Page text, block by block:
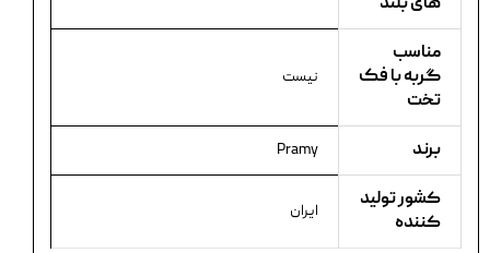
مناسب
گربه با فک
تخت
نیست
برند Pramy
کشور تولید
کننده
ایران